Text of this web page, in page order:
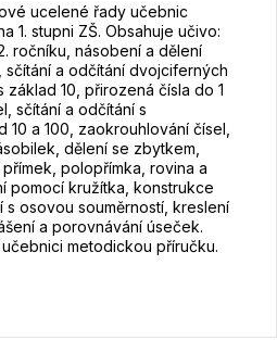
ucelené řady učebnic
1. stupni ZŠ. Obsahuje učivo:
ročníku, násobení a dělení
sčítání a odčítání dvojciferných
10, přirozená čísla do 1
sčítání a odčítání s
a 100, zaokrouhlování čísel,
dělení se zbytkem,
polopřímka, rovina a
pomocí kružítka, konstrukce
s osovou souměrností, kreslení
a porovnávání úseček.
metodickou příručku.